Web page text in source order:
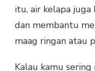
itu, air kelapa juga
dan membantu
maag ringan atau
Kalau kamu sering